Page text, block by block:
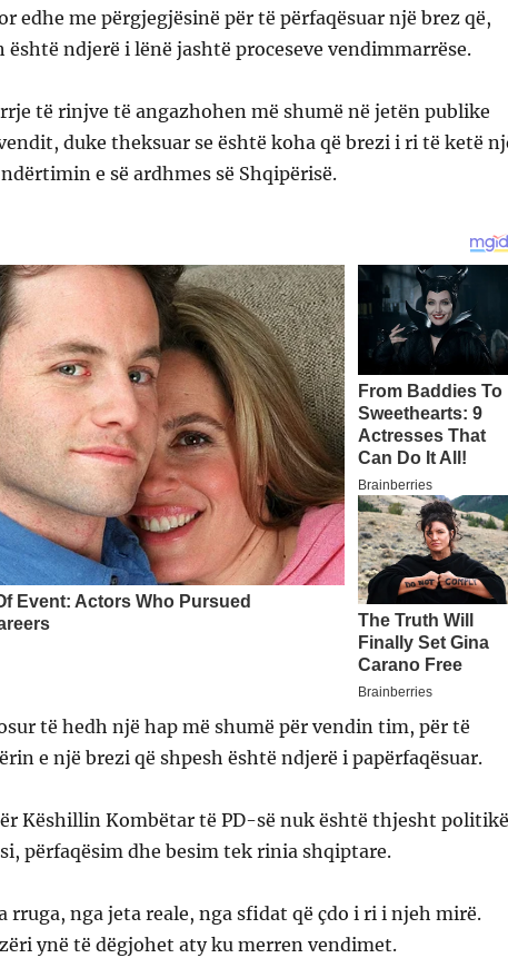
edhe me përgjegjësinë për të përfaqësuar një brez që,
është ndjerë i lënë jashtë proceseve vendimmarrëse.
të rinjve të angazhohen më shumë në jetën publike
duke theksuar se është koha që brezi i ri të ketë
e së ardhmes së Shqipërisë.
të hedh një hap më shumë për vendin tim, për të
e një brezi që shpesh është ndjerë i papërfaqësuar.
Këshillin Kombëtar të PD-së nuk është thjesht politikë
përfaqësim dhe besim tek rinia shqiptare.
rruga, nga jeta reale, nga sfidat që çdo i ri i njeh mirë.
ynë të dëgjohet aty ku merren vendimet.